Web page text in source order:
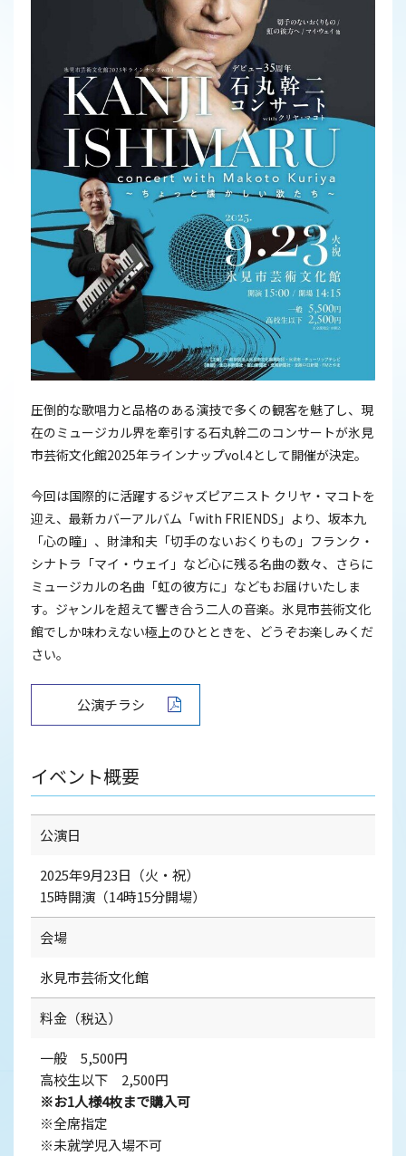
圧倒的な歌唱力と品格のある演技で多くの観客を魅了し、現
在のミュージカル界を牽引する石丸幹二のコンサートが氷見
市芸術文化館2025年ラインナップvol.4として開催が決定。
今回は国際的に活躍するジャズピアニスト クリヤ・マコトを
迎え、最新カバーアルバム「with FRIENDS」より、坂本九
「心の瞳」、財津和夫「切手のないおくりもの」フランク・
シナトラ「マイ・ウェイ」など心に残る名曲の数々、さらに
ミュージカルの名曲「虹の彼方に」などもお届けいたしま
す。ジャンルを超えて響き合う二人の音楽。氷見市芸術文化
館でしか味わえない極上のひとときを、どうぞお楽しみくだ
さい。
公演チラシ
イベント概要
公演日
2025年9月23日（火・祝）
15時開演（14時15分開場）
会場
氷見市芸術文化館
料金（税込）
一般 5,500円
高校生以下 2,500円
※お1人様4枚まで購入可
※全席指定
※未就学児入場不可